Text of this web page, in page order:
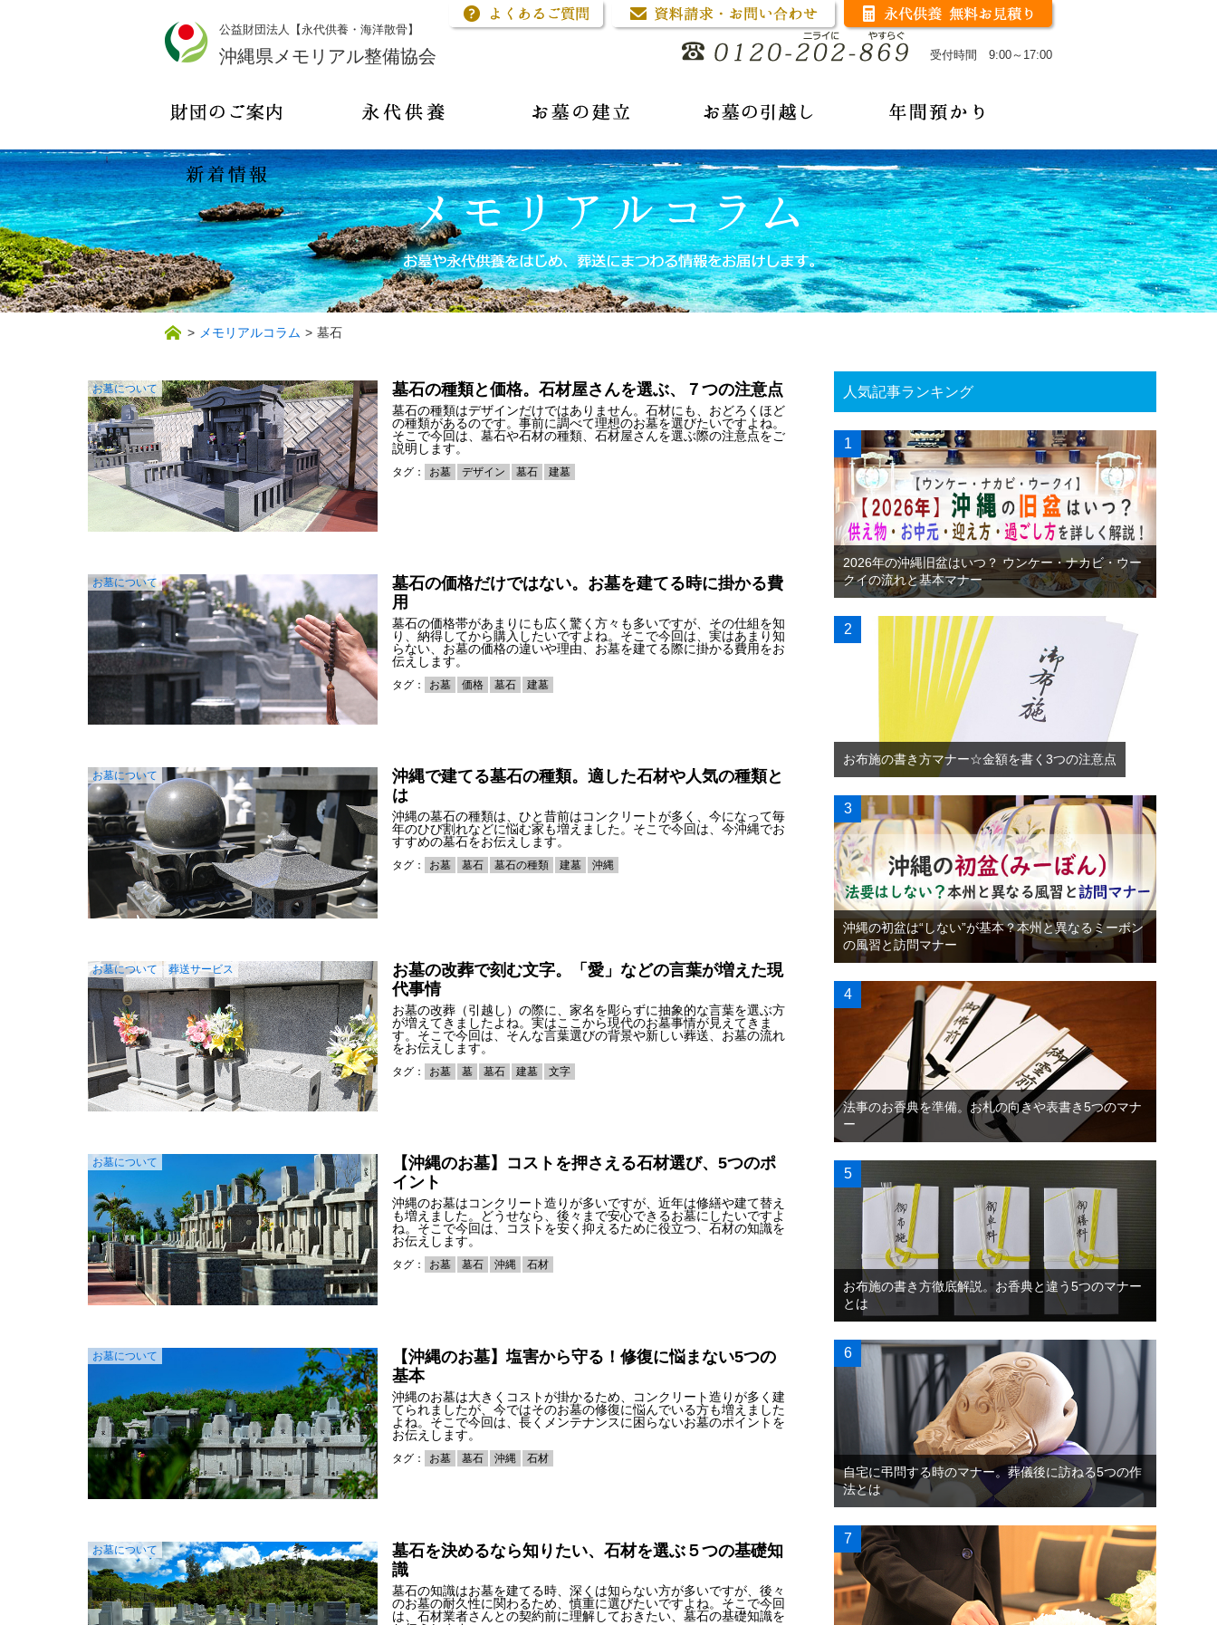
公益財団法人【永代供養・海洋散骨】
沖縄県メモリアル整備協会 受付時間 9:00～17:00
> メモリアルコラム > 墓石
お墓について 墓石の種類と価格。石材屋さんを選ぶ、７つの注意点
墓石の種類はデザインだけではありません。石材にも、おどろくほど
の種類があるのです。事前に調べて理想のお墓を選びたいですよね。
そこで今回は、墓石や石材の種類、石材屋さんを選ぶ際の注意点をご
説明します。
タグ： お墓 デザイン 墓石 建墓
お墓について
墓石の価格だけではない。お墓を建てる時に掛かる費
用
墓石の価格帯があまりにも広く驚く方々も多いですが、その仕組を知
り、納得してから購入したいですよね。そこで今回は、実はあまり知
らない、お墓の価格の違いや理由、お墓を建てる際に掛かる費用をお
伝えします。
タグ： お墓 価格 墓石 建墓
お墓について
沖縄で建てる墓石の種類。適した石材や人気の種類と
は
沖縄の墓石の種類は、ひと昔前はコンクリートが多く、今になって毎
年のひび割れなどに悩む家も増えました。そこで今回は、今沖縄でお
すすめの墓石をお伝えします。
タグ： お墓 墓石 墓石の種類 建墓 沖縄
お墓について 葬送サービス
お墓の改葬で刻む文字。「愛」などの言葉が増えた現
代事情
お墓の改葬（引越し）の際に、家名を彫らずに抽象的な言葉を選ぶ方
が増えてきましたよね。実はここから現代のお墓事情が見えてきま
す。そこで今回は、そんな言葉選びの背景や新しい葬送、お墓の流れ
をお伝えします。
タグ： お墓 墓 墓石 建墓 文字
お墓について
【沖縄のお墓】コストを押さえる石材選び、5つのポ
イント
沖縄のお墓はコンクリート造りが多いですが、近年は修繕や建て替え
も増えました。どうせなら、後々まで安心できるお墓にしたいですよ
ね。そこで今回は、コストを安く抑えるために役立つ、石材の知識を
お伝えします。
タグ： お墓 墓石 沖縄 石材
お墓について
【沖縄のお墓】塩害から守る！修復に悩まない5つの
基本
沖縄のお墓は大きくコストが掛かるため、コンクリート造りが多く建
てられましたが、今ではそのお墓の修復に悩んでいる方も増えました
よね。そこで今回は、長くメンテナンスに困らないお墓のポイントを
お伝えします。
タグ： お墓 墓石 沖縄 石材
お墓について
墓石を決めるなら知りたい、石材を選ぶ５つの基礎知
識
墓石の知識はお墓を建てる時、深くは知らない方が多いですが、後々
のお墓の耐久性に関わるため、慎重に選びたいですよね。そこで今回
は、石材業者さんとの契約前に理解しておきたい、墓石の基礎知識を
人気記事ランキング
2026年の沖縄旧盆はいつ？ ウンケー・ナカビ・ウー
クイの流れと基本マナー
お布施の書き方マナー☆金額を書く3つの注意点
沖縄の初盆は“しない”が基本？本州と異なるミーボン
の風習と訪問マナー
法事のお香典を準備。お札の向きや表書き5つのマナ
ー
お布施の書き方徹底解説。お香典と違う5つのマナー
とは
自宅に弔問する時のマナー。葬儀後に訪ねる5つの作
法とは